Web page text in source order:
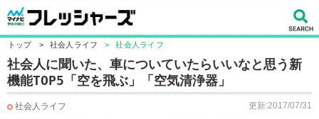
トップ > 社会人ライフ > 社会人ライフ
社会人に聞いた、車についていたらいいなと思う新
機能TOP5「空を飛ぶ」「空気清浄器」
社会人ライフ 更新:2017/07/31